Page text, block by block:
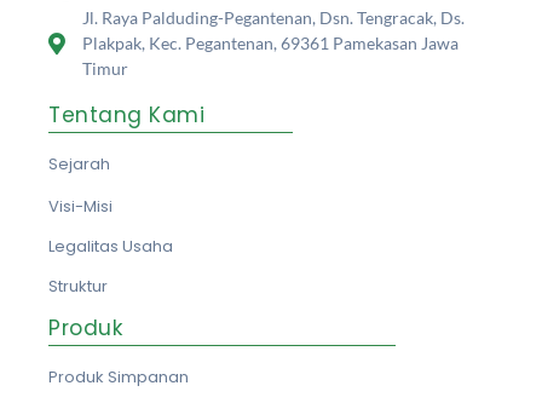
Jl. Raya Palduding-Pegantenan, Dsn. Tengracak, Ds.
Plakpak, Kec. Pegantenan, 69361 Pamekasan Jawa
Timur
Tentang Kami
Sejarah
Visi-Misi
Legalitas Usaha
Struktur
Produk
Produk Simpanan